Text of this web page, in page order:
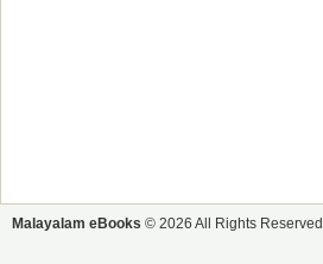
Malayalam eBooks © 2026 All Rights Reserved.